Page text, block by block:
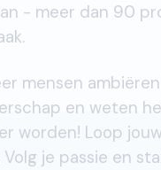
- meer dan 90
mensen
en weten
worden! Loop
Volg je passie en